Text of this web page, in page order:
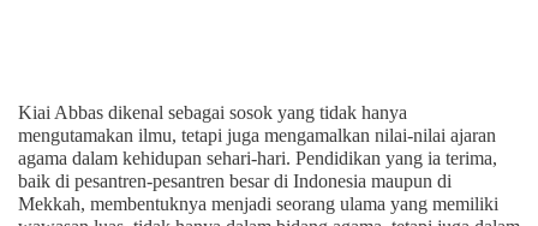
Kiai Abbas dikenal sebagai sosok yang tidak hanya
mengutamakan ilmu, tetapi juga mengamalkan nilai-nilai ajaran
agama dalam kehidupan sehari-hari. Pendidikan yang ia terima,
baik di pesantren-pesantren besar di Indonesia maupun di
Mekkah, membentuknya menjadi seorang ulama yang memiliki